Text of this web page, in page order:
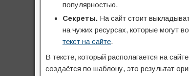
популярностью.
Секреты. На сайт стоит
на чужих ресурсах, которые могут
текст на сайте.
В тексте, который располагается на
создаётся по шаблону, это результат